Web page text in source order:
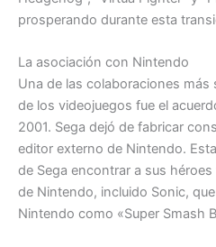
prosperando durante esta
La asociación con Nintendo
Una de las colaboraciones
de los videojuegos fue el
2001. Sega dejó de fabricar
editor externo de Nintendo.
de Sega encontrar a sus
de Nintendo, incluido Sonic,
Nintendo como «Super Smash